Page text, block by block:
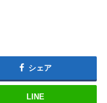
★★★★★
シェア
LINE